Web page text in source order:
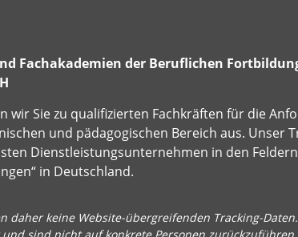
Fachakademien der Beruflichen
wir Sie zu qualifizierten Fachkräften für die
und pädagogischen Bereich aus. Unser
Dienstleistungsunternehmen in den Feldern
in Deutschland.
daher keine Website-übergreifenden Tracking-